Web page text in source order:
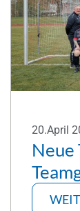
20.April
Neue